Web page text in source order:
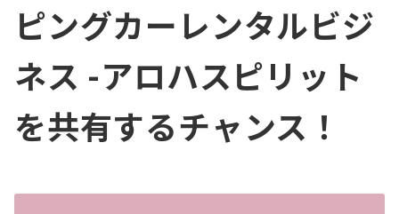
ピングカーレンタルビジ
ネス -アロハスピリット
を共有するチャンス！